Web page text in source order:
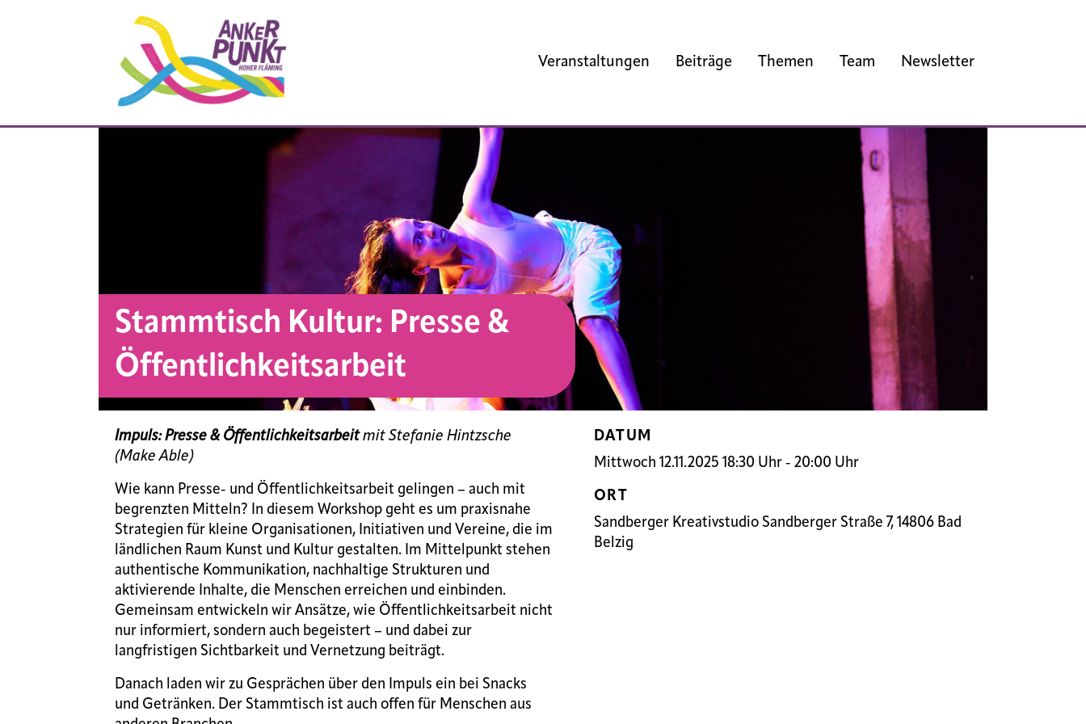
Veranstaltungen Beiträge Themen Team Newsletter
Stammtisch Kultur: Presse &
Öffentlichkeitsarbeit
Impuls: Presse & Öffentlichkeitsarbeitmit Stefanie Hintzsche
(Make Able)
Wie kann Presse- und Öffentlichkeitsarbeit gelingen – auch mit
begrenzten Mitteln? In diesem Workshop geht es um praxisnahe
Strategien für kleine Organisationen, Initiativen und Vereine, die im
ländlichen Raum Kunst und Kultur gestalten. Im Mittelpunkt stehen
authentische Kommunikation, nachhaltige Strukturen und
aktivierende Inhalte, die Menschen erreichen und einbinden.
Gemeinsam entwickeln wir Ansätze, wie Öffentlichkeitsarbeit nicht
nur informiert, sondern auch begeistert – und dabei zur
langfristigen Sichtbarkeit und Vernetzung beiträgt.
Danach laden wir zu Gesprächen über den Impuls ein bei Snacks
und Getränken. Der Stammtisch ist auch offen für Menschen aus
DATUM
Mittwoch 12.11.2025 18:30 Uhr - 20:00 Uhr
ORT
Sandberger Kreativstudio Sandberger Straße 7, 14806 Bad
Belzig